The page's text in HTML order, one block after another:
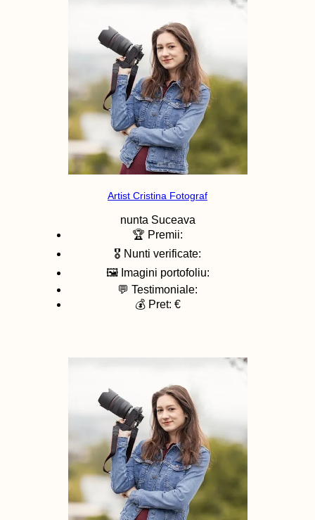
Artist Cristina Fotograf
nunta Suceava
🏆 Premii:
🎖️ Nunti verificate:
🖼️ Imagini portofoliu:
💬 Testimoniale:
💰 Pret: €